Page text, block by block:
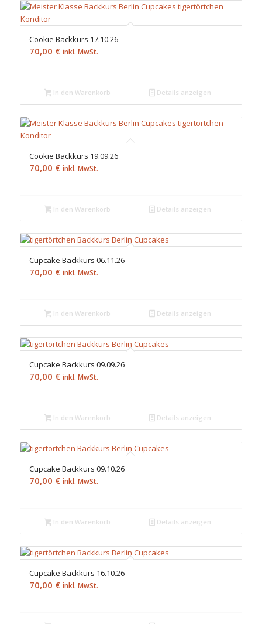
Cookie Backkurs 17.10.26
70,00 € inkl. MwSt.
In den Warenkorb Details anzeigen
Cookie Backkurs 19.09.26
70,00 € inkl. MwSt.
In den Warenkorb Details anzeigen
Cupcake Backkurs 06.11.26
70,00 € inkl. MwSt.
In den Warenkorb Details anzeigen
Cupcake Backkurs 09.09.26
70,00 € inkl. MwSt.
In den Warenkorb Details anzeigen
Cupcake Backkurs 09.10.26
70,00 € inkl. MwSt.
In den Warenkorb Details anzeigen
Cupcake Backkurs 16.10.26
70,00 € inkl. MwSt.